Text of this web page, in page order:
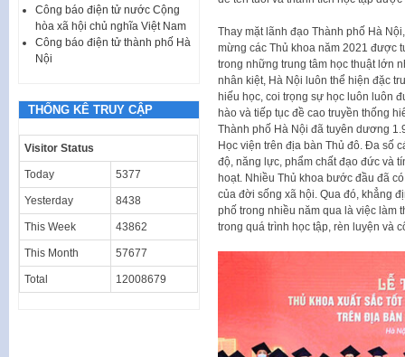
Thay mặt lãnh đạo Thành phố Hà
mừng các Thủ khoa năm 2021 được
trong những trung tâm học thuật lớn
nhân kiệt, Hà Nội luôn thể hiện đặc
hiếu học, coi trọng sự học luôn luôn
hào và tiếp tục đề cao truyền thống
Thành phố Hà Nội đã tuyên dương
Học viện trên địa bàn Thủ đô. Đa số
độ, năng lực, phẩm chất đạo đức và
hoạt. Nhiều Thủ khoa bước đầu đã
của đời sống xã hội. Qua đó, khẳng
phố trong nhiều năm qua là việc làm
trong quá trình học tập, rèn luyện và
Công báo điện tử nước Cộng
hòa xã hội chủ nghĩa Việt Nam
Công báo điện tử thành phố Hà
Nội
THỐNG KÊ TRUY CẬP
Visitor Status
Today 5377
Yesterday 8438
This Week 43862
This Month 57677
Total 12008679